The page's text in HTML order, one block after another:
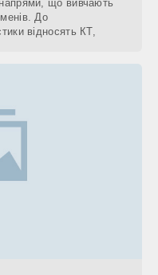
напрями, що вивчають
До
відносять КТ,